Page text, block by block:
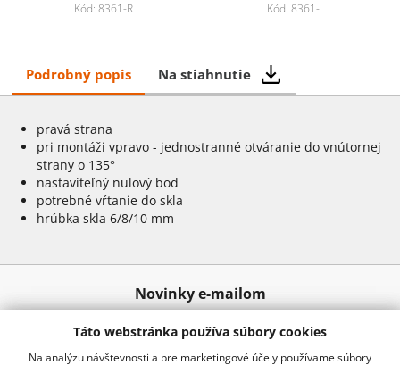
Kód: 8361-R Kód: 8361-L
Podrobný popis Na stiahnutie
pravá strana
pri montáži vpravo - jednostranné otváranie do vnútornej
strany o 135°
nastaviteľný nulový bod
potrebné vŕtanie do skla
hrúbka skla 6/8/10 mm
Novinky e-mailom
Odoslať
Táto webstránka používa súbory cookies
Na analýzu návštevnosti a pre marketingové účely používame súbory